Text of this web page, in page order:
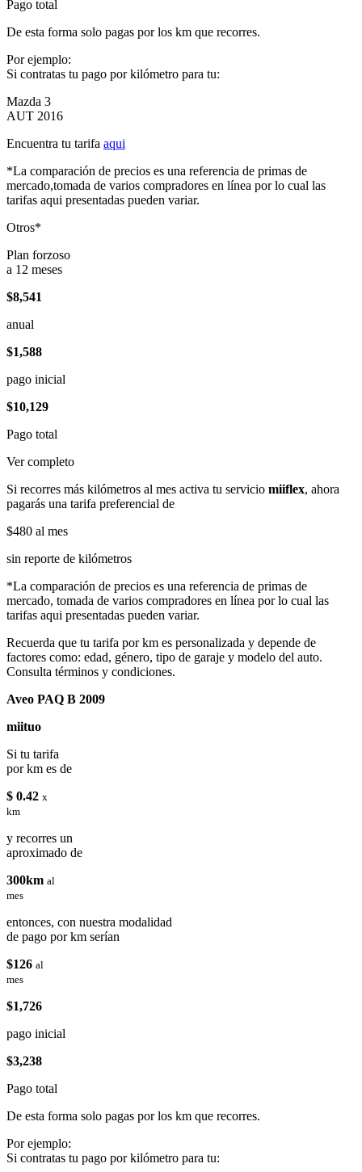
Pago total
De esta forma solo pagas por los km que recorres.
Por ejemplo:
Si contratas tu pago por kilómetro para tu:
Mazda 3
AUT 2016
Encuentra tu tarifa aqui
*La comparación de precios es una referencia de primas de
mercado,tomada de varios compradores en línea por lo cual las
tarifas aqui presentadas pueden variar.
Otros*
Plan forzoso
a 12 meses
$8,541
anual
$1,588
pago inicial
$10,129
Pago total
Ver completo
Si recorres más kilómetros al mes activa tu servicio miiflex, ahora
pagarás una tarifa preferencial de
$480 al mes
sin reporte de kilómetros
*La comparación de precios es una referencia de primas de
mercado, tomada de varios compradores en línea por lo cual las
tarifas aqui presentadas pueden variar.
Recuerda que tu tarifa por km es personalizada y depende de
factores como: edad, género, tipo de garaje y modelo del auto.
Consulta términos y condiciones.
Aveo PAQ B 2009
miituo
Si tu tarifa
por km es de
$ 0.42 x
km
y recorres un
aproximado de
300km al
mes
entonces, con nuestra modalidad
de pago por km serían
$126 al
mes
$1,726
pago inicial
$3,238
Pago total
De esta forma solo pagas por los km que recorres.
Por ejemplo:
Si contratas tu pago por kilómetro para tu: